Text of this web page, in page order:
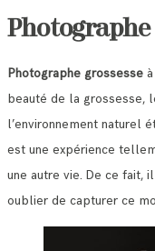
Photographe
Photographe grossesse à
beauté de la grossesse,
l’environnement naturel
est une expérience
une autre vie. De ce fait,
oublier de capturer ce